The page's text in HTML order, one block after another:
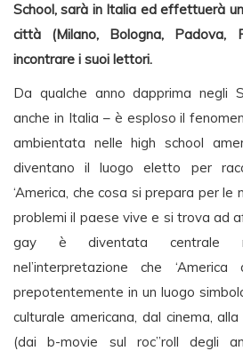
School, sarà in Italia ed effettuerà
città (Milano, Bologna, Padova,
incontrare i suoi lettori.
Da qualche anno dapprima negli
anche in Italia – è esploso il
ambientata nelle high school
diventano il luogo eletto per
‘America, che cosa si prepara per le
problemi il paese vive e si trova ad
gay è diventata centrale
nel’interpretazione che
prepotentemente in un luogo
culturale americana, dal cinema,
(dai b-movie sul roc”roll degli